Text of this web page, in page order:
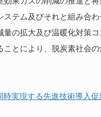
テム及びそれと組み合
の拡大及び温暖化対策
とにより、脱炭素社会の
実現する先進技術導入